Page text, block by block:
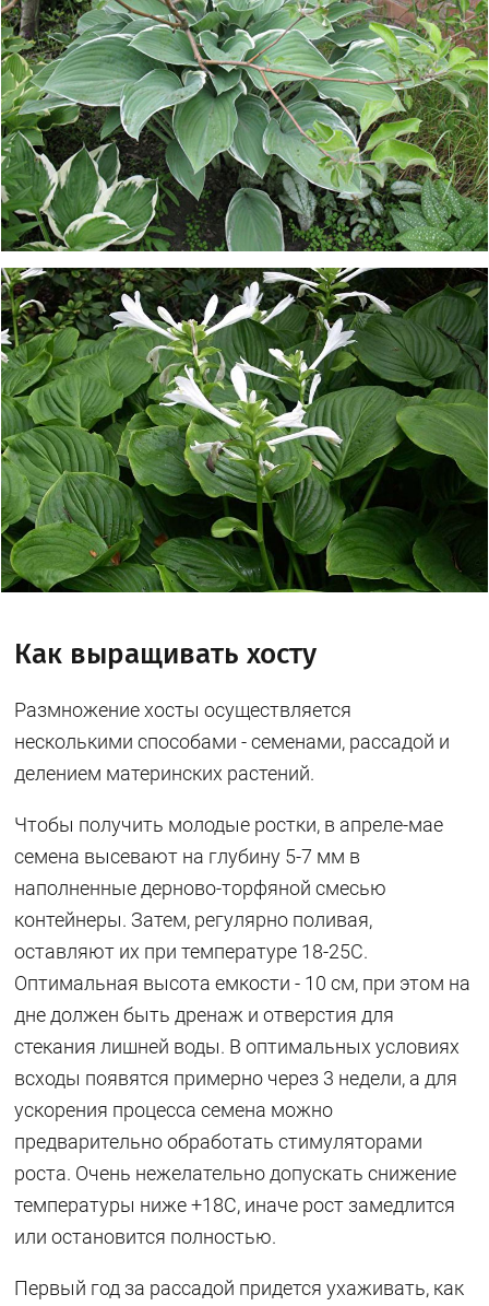
Как выращивать хосту
Размножение хосты осуществляется
несколькими способами - семенами, рассадой и
делением материнских растений.
Чтобы получить молодые ростки, в апреле-мае
семена высевают на глубину 5-7 мм в
наполненные дерново-торфяной смесью
контейнеры. Затем, регулярно поливая,
оставляют их при температуре 18-25C.
Оптимальная высота емкости - 10 см, при этом на
дне должен быть дренаж и отверстия для
стекания лишней воды. В оптимальных условиях
всходы появятся примерно через 3 недели, а для
ускорения процесса семена можно
предварительно обработать стимуляторами
роста. Очень нежелательно допускать снижение
температуры ниже +18C, иначе рост замедлится
или остановится полностью.
Первый год за рассадой придется ухаживать, как